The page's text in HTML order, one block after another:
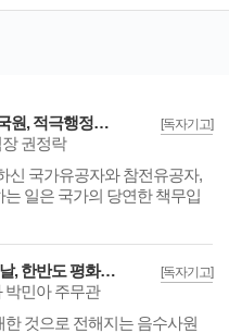
[독자기고]
[독자기고] 국립영천호국원, 적극행정으로 국민이 체감하는 보훈서비스 실현
권정락
신 국가유공자와 참전유공자,
일은 국가의 당연한 책무입
[독자기고]
[독자기고] 서해수호의 날, 한반도 평화의 근원을 되새기며
박민아 주무관
것으로 전해지는 음수사원